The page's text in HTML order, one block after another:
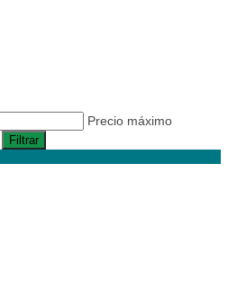
Precio máximo
Filtrar